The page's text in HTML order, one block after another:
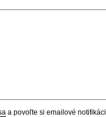
a povoľte si emailové